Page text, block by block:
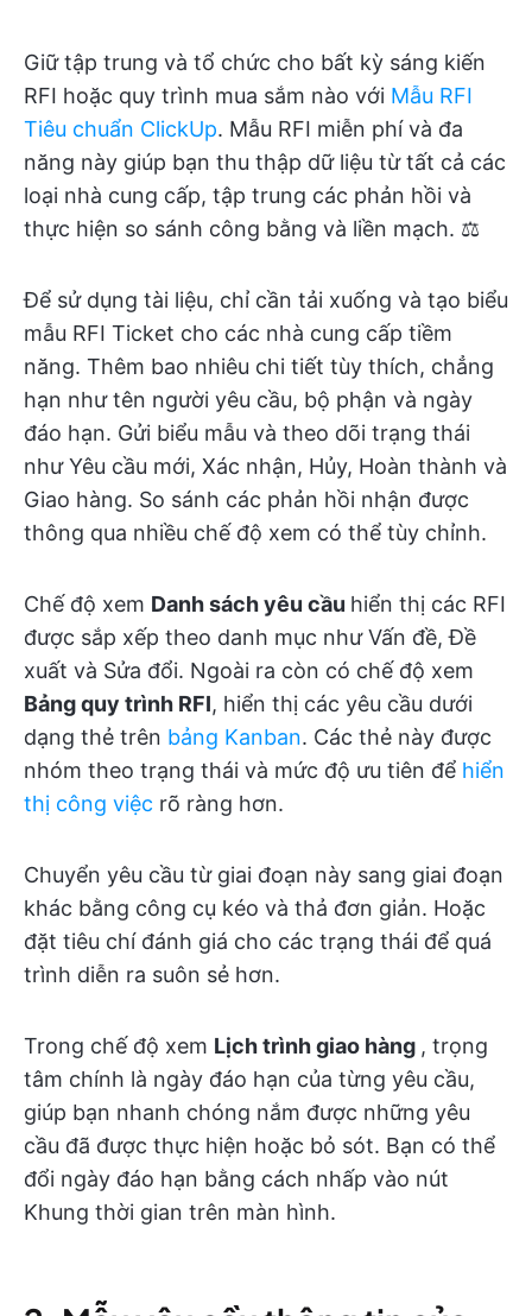
Giữ tập trung và tổ chức cho bất kỳ sáng kiến
RFI hoặc quy trình mua sắm nào với Mẫu RFI
Tiêu chuẩn ClickUp. Mẫu RFI miễn phí và đa
năng này giúp bạn thu thập dữ liệu từ tất cả các
loại nhà cung cấp, tập trung các phản hồi và
thực hiện so sánh công bằng và liền mạch. ⚖️
Để sử dụng tài liệu, chỉ cần tải xuống và tạo biểu
mẫu RFI Ticket cho các nhà cung cấp tiềm
năng. Thêm bao nhiêu chi tiết tùy thích, chẳng
hạn như tên người yêu cầu, bộ phận và ngày
đáo hạn. Gửi biểu mẫu và theo dõi trạng thái
như Yêu cầu mới, Xác nhận, Hủy, Hoàn thành và
Giao hàng. So sánh các phản hồi nhận được
thông qua nhiều chế độ xem có thể tùy chỉnh.
Chế độ xem Danh sách yêu cầu hiển thị các RFI
được sắp xếp theo danh mục như Vấn đề, Đề
xuất và Sửa đổi. Ngoài ra còn có chế độ xem
Bảng quy trình RFI, hiển thị các yêu cầu dưới
dạng thẻ trên bảng Kanban. Các thẻ này được
nhóm theo trạng thái và mức độ ưu tiên để hiển
thị công việc rõ ràng hơn.
Chuyển yêu cầu từ giai đoạn này sang giai đoạn
khác bằng công cụ kéo và thả đơn giản. Hoặc
đặt tiêu chí đánh giá cho các trạng thái để quá
trình diễn ra suôn sẻ hơn.
Trong chế độ xem Lịch trình giao hàng , trọng
tâm chính là ngày đáo hạn của từng yêu cầu,
giúp bạn nhanh chóng nắm được những yêu
cầu đã được thực hiện hoặc bỏ sót. Bạn có thể
đổi ngày đáo hạn bằng cách nhấp vào nút
Khung thời gian trên màn hình.